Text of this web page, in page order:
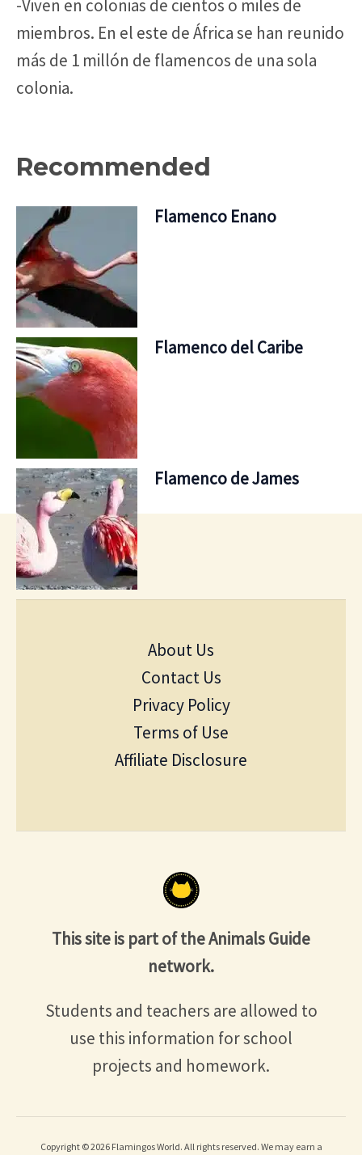
-Viven en colonias de cientos o miles de
miembros. En el este de África se han reunido
más de 1 millón de flamencos de una sola
colonia.
Recommended
Flamenco Enano
Flamenco del Caribe
Flamenco de James
About Us
Contact Us
Privacy Policy
Terms of Use
Affiliate Disclosure
This site is part of the Animals Guide
network.
Students and teachers are allowed to
use this information for school
projects and homework.
Copyright © 2026 Flamingos World. All rights reserved. We may earn a